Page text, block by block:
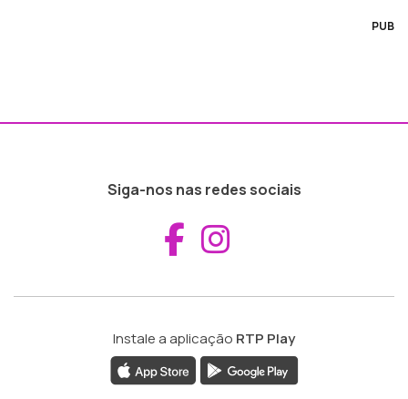
PUB
Siga-nos nas redes sociais
Aceder ao
Instale a aplicação RTP Play